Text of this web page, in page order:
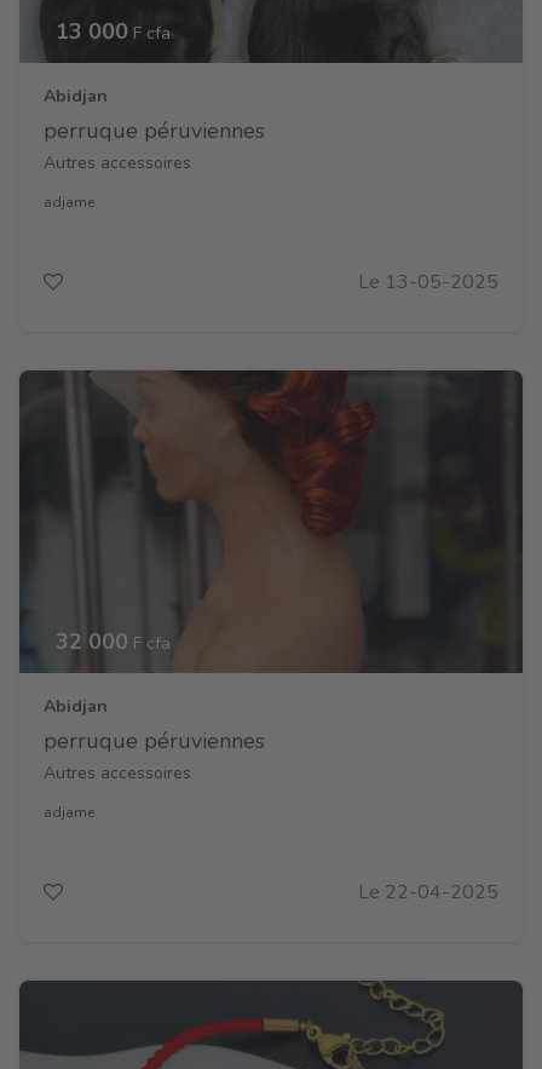
13 000 F cfa
Abidjan
perruque péruviennes
Autres accessoires
adjame
Le 13-05-2025
32 000 F cfa
Abidjan
perruque péruviennes
Autres accessoires
adjame
Le 22-04-2025